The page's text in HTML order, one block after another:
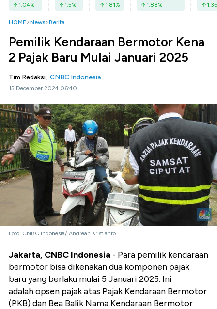
1.04% 1.5% 1.81% 1.88% 1.35
HOME News Berita
Pemilik Kendaraan Bermotor Kena
2 Pajak Baru Mulai Januari 2025
Tim Redaksi, CNBC Indonesia
15 December 2024 06:40
Foto: CNBC Indonesia/ Andrean Kristianto
Jakarta, CNBC Indonesia - Para pemilik kendaraan
bermotor bisa dikenakan dua komponen pajak
baru yang berlaku mulai 5 Januari 2025. Ini
adalah opsen pajak atas Pajak Kendaraan Bermotor
(PKB) dan Bea Balik Nama Kendaraan Bermotor